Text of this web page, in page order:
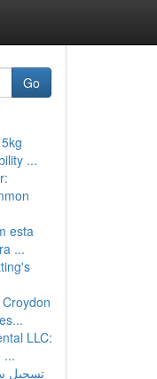
Go
...
esta
...
LLC:
...
تسجيل